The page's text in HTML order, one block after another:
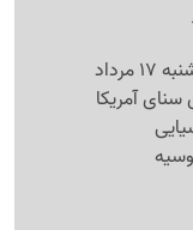
آمریکا